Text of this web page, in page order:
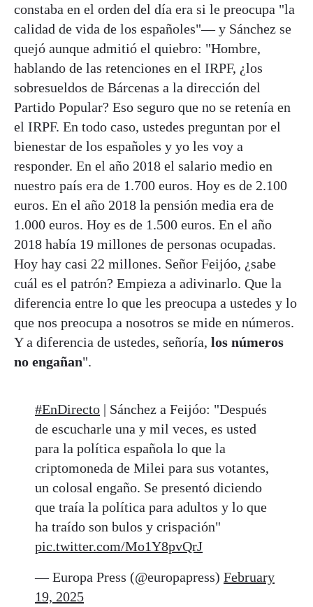
constaba en el orden del día era si le preocupa "la
calidad de vida de los españoles"— y Sánchez se
quejó aunque admitió el quiebro: "Hombre,
hablando de las retenciones en el IRPF, ¿los
sobresueldos de Bárcenas a la dirección del
Partido Popular? Eso seguro que no se retenía en
el IRPF. En todo caso, ustedes preguntan por el
bienestar de los españoles y yo les voy a
responder. En el año 2018 el salario medio en
nuestro país era de 1.700 euros. Hoy es de 2.100
euros. En el año 2018 la pensión media era de
1.000 euros. Hoy es de 1.500 euros. En el año
2018 había 19 millones de personas ocupadas.
Hoy hay casi 22 millones. Señor Feijóo, ¿sabe
cuál es el patrón? Empieza a adivinarlo. Que la
diferencia entre lo que les preocupa a ustedes y lo
que nos preocupa a nosotros se mide en números.
Y a diferencia de ustedes, señoría, los números
no engañan".
#EnDirecto | Sánchez a Feijóo: "Después
de escucharle una y mil veces, es usted
para la política española lo que la
criptomoneda de Milei para sus votantes,
un colosal engaño. Se presentó diciendo
que traía la política para adultos y lo que
ha traído son bulos y crispación"
pic.twitter.com/Mo1Y8pvQrJ
— Europa Press (@europapress) February
19, 2025